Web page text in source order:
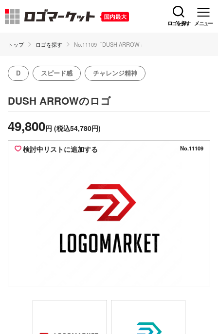
ロゴを探す メニュー
トップ ロゴを探す No.11109「DUSH ARROW」
D スピード感 チャレンジ精神
DUSH ARROWのロゴ
49,800円 (税込54,780円)
検討中リストに追加する No.11109